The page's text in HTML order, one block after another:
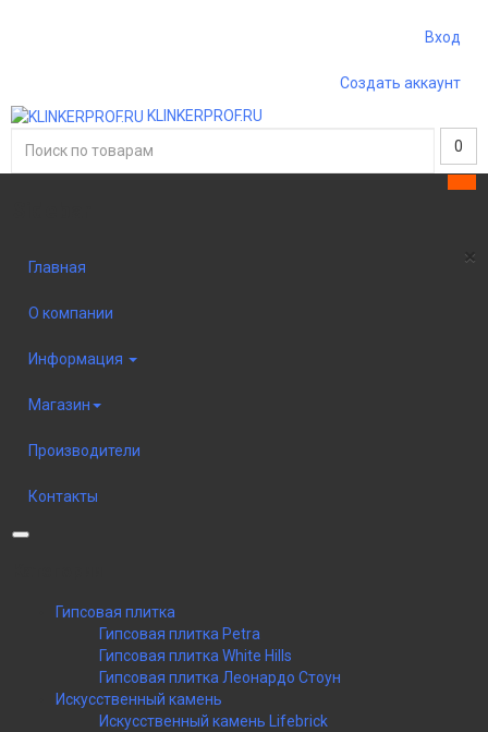
Вход
Создать аккаунт
KLINKERPROF.RU
0
×
Главная
О компании
Информация
Магазин
Производители
Контакты
Гипсовая плитка
Гипсовая плитка Petra
Гипсовая плитка White Hills
Гипсовая плитка Леонардо Стоун
Искусственный камень
Искусственный камень Lifebrick